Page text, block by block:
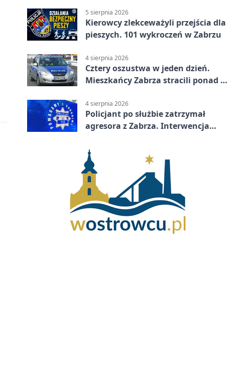
5 sierpnia 2026
Kierowcy zlekceważyli przejścia dla
pieszych. 101 wykroczeń w Zabrzu
4 sierpnia 2026
Cztery oszustwa w jeden dzień.
Mieszkańcy Zabrza stracili ponad 6
4 sierpnia 2026
Policjant po służbie zatrzymał
agresora z Zabrza. Interwencja